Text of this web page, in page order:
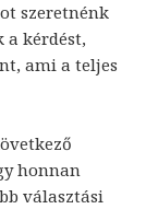
szeretnénk
kérdést,
ami a teljes
honnan
választási